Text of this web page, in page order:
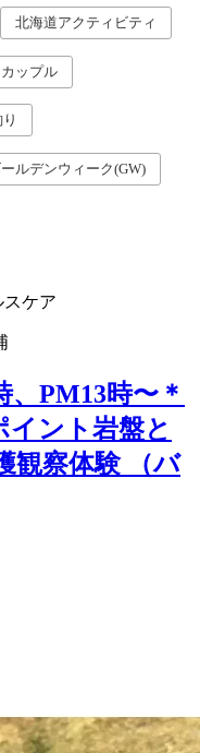
北海道アクティビティ
カップル
ルデンウィーク(GW)
スケア
、PM13時〜＊
イント岩盤と
観察体験 （バ